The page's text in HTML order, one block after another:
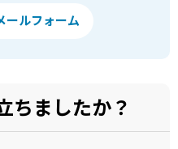
ールフォーム
ちましたか？